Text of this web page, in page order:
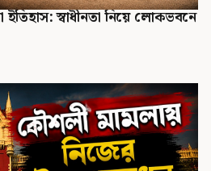
স্বাধীনতা নিয়ে লোকভবনে